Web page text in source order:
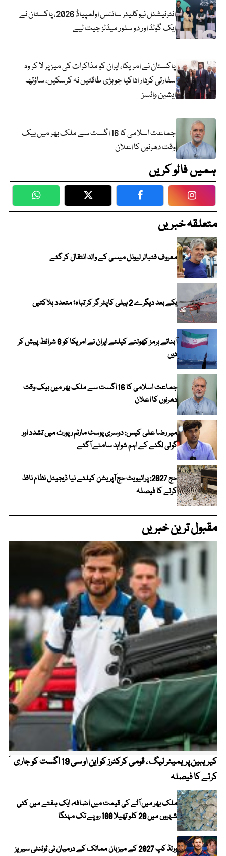
انٹرنیشنل نیوکلیئر سائنس اولمپیاڈ 2026، پاکستان نے
ایک گولڈ اور دو سلور میڈلز جیت لیے
پاکستان نے امریکا، ایران کو مذاکرات کی میز پر لا کر وہ
سفارتی کردار اداکیا جو بڑی طاقتیں نہ کرسکیں، ساؤتھ
ایشین وائسز
جماعت اسلامی کا 16 اگست سے ملک بھر میں بیک
وقت دھرنوں کا اعلان
ہمیں فالو کریں
WhatsApp Twitter Facebook
متعلقہ خبریں
معروف فٹبالر لیونل میسی کے والد انتقال کر گئے
یکے بعد دیگرے 2 ہیلی کاپٹر گر کر تباہ؛ متعدد ہلاکتیں
آبنائے ہرمز کھولنے کیلئے ایران نے امریکا کو 6 شرائط پیش کر
دیں
جماعت اسلامی کا 16 اگست سے ملک بھر میں بیک وقت
دھرنوں کا اعلان
میر رضا علی کیس: دوسری پوسٹ مارٹم رپورٹ میں تشدد اور
گولی لگنے کے اہم شواہد سامنے آگئے
حج 2027: پرائیویٹ حج آپریشن کیلئے نیا ڈیجیٹل نظام نافذ
کرنے کا فیصلہ
مقبول ترین خبریں
کیریبین پریمیئر لیگ ، قومی کرکٹرز کو این او سی 19 اگست کو جاری
کرنے کا فیصلہ
ملک بھر میں آٹے کی قیمت میں اضافہ، ایک ہفتے میں کئی
شہروں میں 20 کلو تھیلا 100 روپے تک مہنگا
ورلڈ کپ 2027 کے میزبان ممالک کے درمیان ٹی ٹوئنٹی سیریز